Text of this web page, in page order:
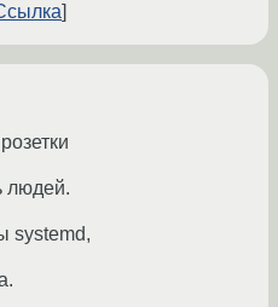
людей.
systemd,